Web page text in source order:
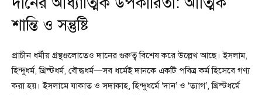
শান্তি ও সন্তুষ্টি
প্রাচীন ধর্মীয় গ্রন্থগুলোতেও দানের গুরুত্ব বিশেষ করে উল্লেখ আছে। ইসলাম,
হিন্দুধর্ম, খ্রিস্টধর্ম, বৌদ্ধধর্ম—সব ধর্মেই দানকে একটি পবিত্র কর্ম হিসেবে গণ্য
করা হয়। ইসলামে যাকাত ও সদাকাহ, হিন্দুধর্মে ‘দান’ ও ‘ত্যাগ’, খ্রিস্টধর্মে